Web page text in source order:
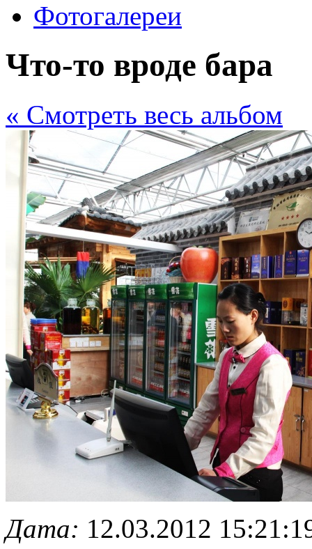
Фотогалереи
Что-то вроде бара
« Cмотреть весь альбом
Дата: 12.03.2012